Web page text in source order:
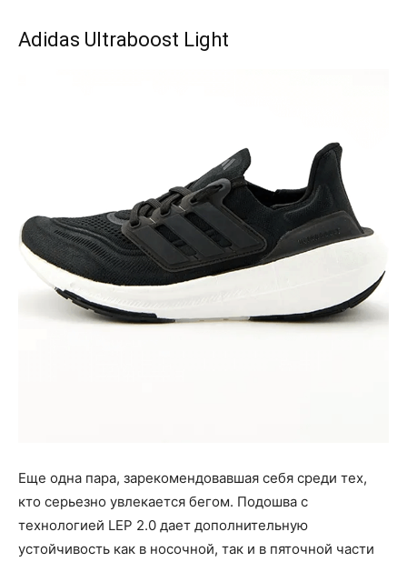
Adidas Ultraboost Light
Еще одна пара, зарекомендовавшая себя среди тех,
кто серьезно увлекается бегом. Подошва с
технологией LEP 2.0 дает дополнительную
устойчивость как в носочной, так и в пяточной части